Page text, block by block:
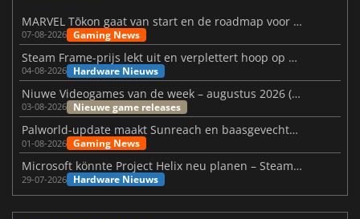
MARVEL Tōkon gaat van start en de roadmap voor jaar 1 is bekendgemaakt
07-08-2026 Gaming News
Steam Frame-prijs lekt uit en verplettert hoop op betaalbare VR
04-08-2026 Hardware Nieuws
Niuwe Videogames van de week – augustus 2026 (week 32)
03-08-2026 Nieuwe game releases
Palworld-update maakt Sunreach en baasgevechten stabieler
01-08-2026 Gaming News
Microsoft könnte Project Helix neu planen – Steam-Support wackelt
29-07-2026 Hardware Nieuws